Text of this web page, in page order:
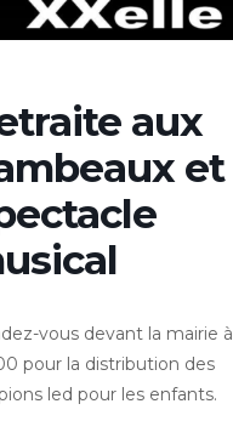
aux
et
vous devant la mairie à
pour la distribution des
led pour les enfants.